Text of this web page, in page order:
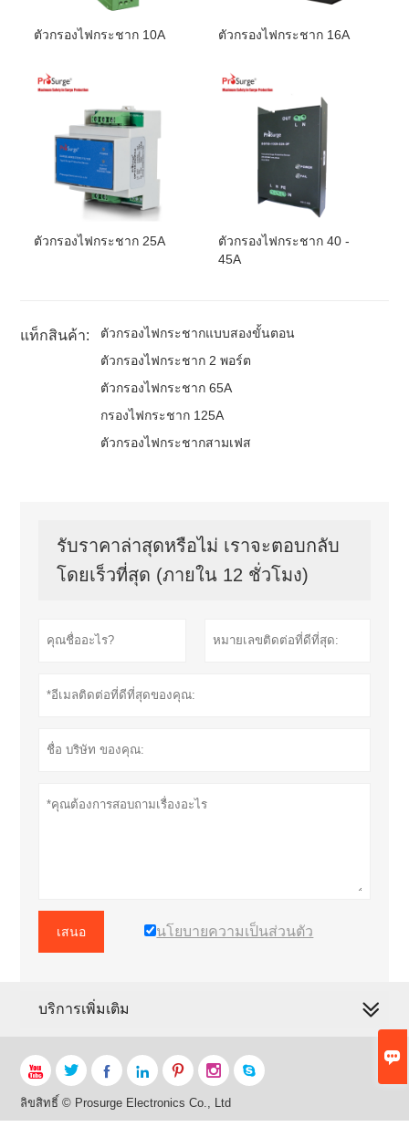

การอนุมัติ, การรับรอง
ตัวกรองไฟกระชาก 10A ตัวกรองไฟกระชาก 16A
ตัวกรองไฟกระชาก 25A
ตัวกรองไฟกระชาก 40 -
45A
แท็กสินค้า:
ตัวกรองไฟกระชากแบบสองขั้นตอน
ตัวกรองไฟกระชาก 2 พอร์ต
ตัวกรองไฟกระชาก 65A
กรองไฟกระชาก 125A
ตัวกรองไฟกระชากสามเฟส
รับราคาล่าสุดหรือไม่ เราจะตอบกลับ
โดยเร็วที่สุด (ภายใน 12 ชั่วโมง)
เสนอ นโยบายความเป็นส่วนตัว
บริการเพิ่มเติม
      
ลิขสิทธิ์ © Prosurge Electronics Co., Ltd